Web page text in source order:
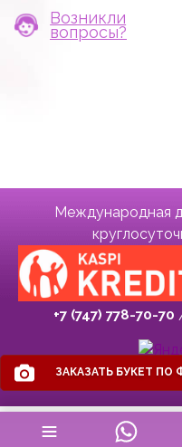
Возникли
вопросы?
Международная
+7 (747) 778-70-70
ЗАКАЗАТЬ БУКЕТ ПО